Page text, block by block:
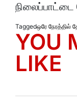
Taggedஒரே நேரத்தில்
YOU
LIKE